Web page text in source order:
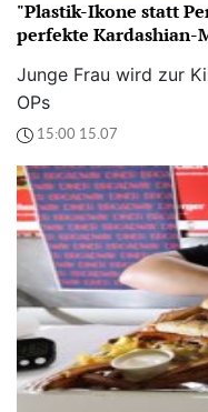
"Plastik-Ikone statt
perfekte Kardashian-
Junge Frau wird zur
OPs
15:00 15.07